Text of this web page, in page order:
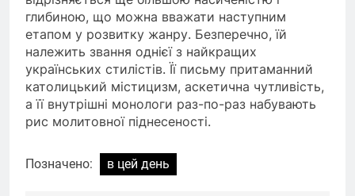
глибиною, що можна вважати наступним
етапом у розвитку жанру. Безперечно, їй
належить звання однієї з найкращих
українських стилістів. Її письму притаманний
католицький містицизм, аскетична чутливість,
а її внутрішні монологи раз-по-раз набувають
рис молитовної піднесеності.
Позначено: в цей день